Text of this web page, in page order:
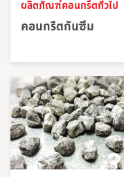
ผลิตภัณฑ์คอนกรีตทั่วไป
คอนกรีตกันซึม